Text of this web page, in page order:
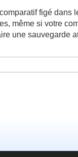
figé dans
même si votre
une sauvegarde